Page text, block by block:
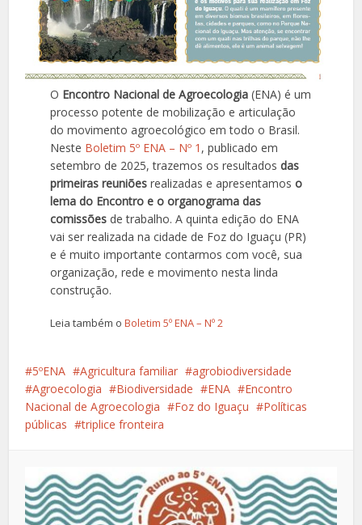
O Encontro Nacional de Agroecologia (ENA) é um
processo potente de mobilização e articulação
do movimento agroecológico em todo o Brasil.
Neste Boletim 5º ENA – Nº 1 , publicado em
setembro de 2025, trazemos os resultadosdas
primeiras reuniões realizadas e apresentamoso
lema do Encontro e o organograma das
comissões de trabalho. A quinta edição do ENA
vai ser realizada na cidade de Foz do Iguaçu (PR)
e é muito importante contarmos com você, sua
organização, rede e movimento nesta linda
construção.
Leia também oBoletim 5º ENA – Nº 2
5ºENA Agricultura familiar
agrobiodiversidade
Agroecologia
Biodiversidade ENA
Encontro
Nacional de Agroecologia
Foz do Iguaçu
Políticas
públicas
triplice fronteira